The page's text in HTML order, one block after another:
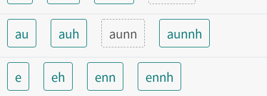
au auh aunn aunnh
e eh enn ennh